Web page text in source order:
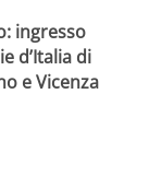
ingresso
d’Italia di
e Vicenza